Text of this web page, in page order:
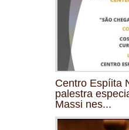
Centro Espíita
palestra
Massi nes...